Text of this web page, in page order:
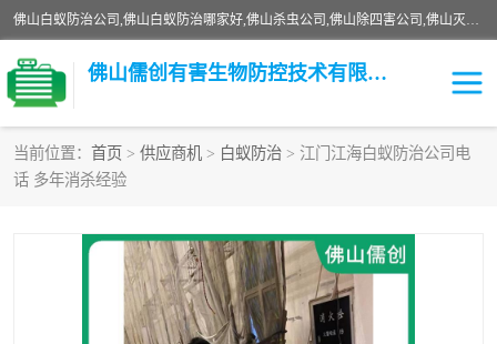
佛山白蚁防治公司,佛山白蚁防治哪家好,佛山杀虫公司,佛山除四害公司,佛山灭白蚁公司,佛山白蚁防治佛山儒创有害生物防治有限公司是一家佛山杀虫公司、佛山除四害公司、佛山灭白蚁公司、佛山白蚁防治公司，让您远离虫害困扰。要问佛山白蚁防治哪家好？佛山儒创有害生物防治有限公司全佛山、广州，正规公司，上门勘查，可靠，售后有保障。
佛山儒创有害生物防控技术有限公司
当前位置： 首页 > 供应商机 > 白蚁防治 > 江门江海白蚁防治公司电
话 多年消杀经验
白蚁消杀
臭虫消杀 白蚁防治
食堂消杀